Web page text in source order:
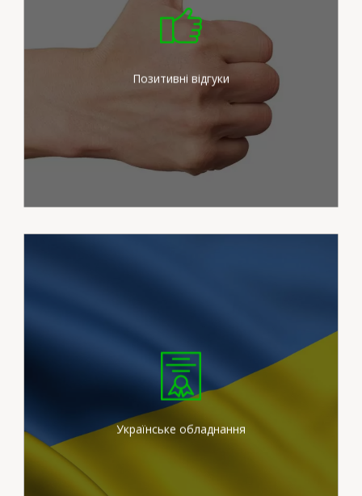
Позитивні відгуки
Ми докладаємо максимум
зусиль для задоволення
потреб наших клієнтів
Українське обладнання
Ми працюємо на
сертифікованих
штукатурних станціях
вітчизняного виробника